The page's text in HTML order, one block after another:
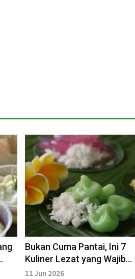
Bukan Cuma Pantai, Ini 7
Kuliner Lezat yang Wajib
Dicoba di Nusa Penida
11 Jun 2026